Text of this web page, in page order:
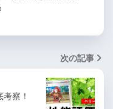
次の記事
察！